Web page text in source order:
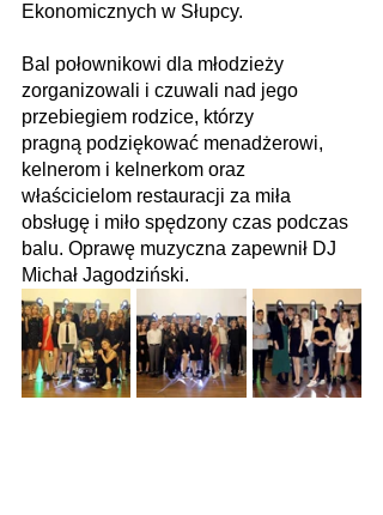
Ekonomicznych w Słupcy.
Bal połownikowi dla młodzieży
zorganizowali i czuwali nad jego
przebiegiem rodzice, którzy
pragną podziękować menadżerowi,
kelnerom i kelnerkom oraz
właścicielom restauracji za miła
obsługę i miło spędzony czas podczas
balu. Oprawę muzyczna zapewnił DJ
Michał Jagodziński.